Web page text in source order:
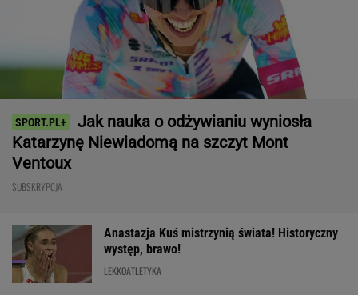
Jak nauka o odżywianiu wyniosła
Katarzynę Niewiadomą na szczyt Mont
Ventoux
SUBSKRYPCJA
Anastazja Kuś mistrzynią świata! Historyczny
występ, brawo!
LEKKOATLETYKA